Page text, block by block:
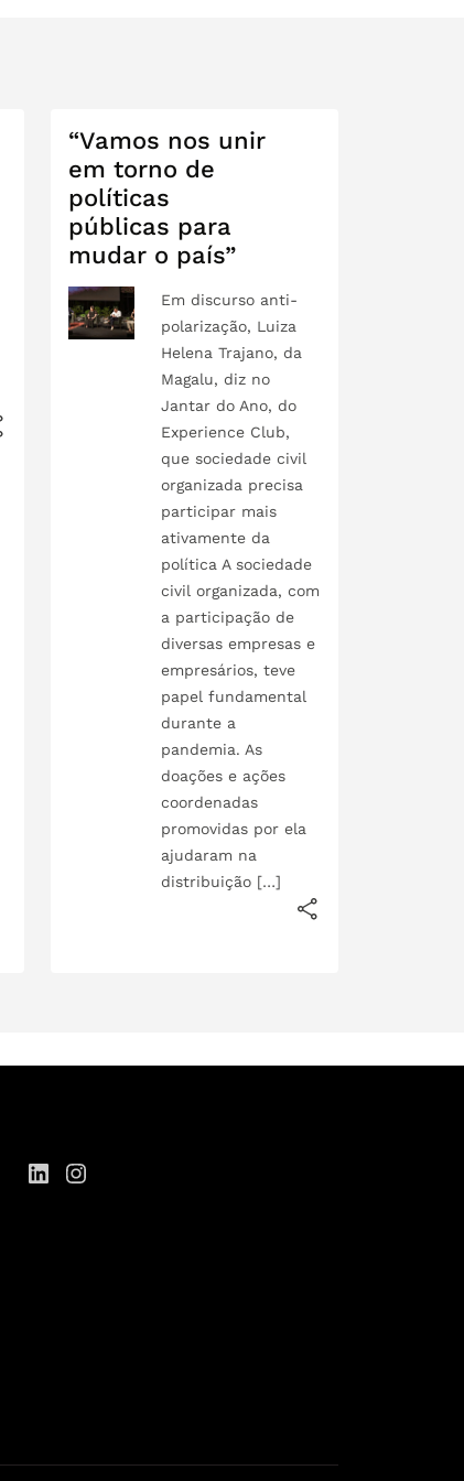
“Vamos nos unir
em torno de
políticas
públicas para
mudar o país”
Em discurso anti-
polarização, Luiza
Helena Trajano, da
Magalu, diz no
Jantar do Ano, do
Experience Club,
que sociedade civil
organizada precisa
participar mais
ativamente da
política A sociedade
civil organizada, com
a participação de
diversas empresas e
empresários, teve
papel fundamental
durante a
pandemia. As
doações e ações
coordenadas
promovidas por ela
ajudaram na
distribuição […]